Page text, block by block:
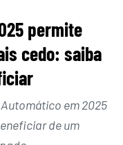
permite
cedo: saiba
em 2025
de um